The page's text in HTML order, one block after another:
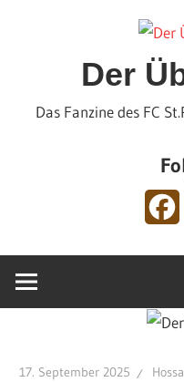
Der
Das Fanzine des FC
17. September 2025 Hossa